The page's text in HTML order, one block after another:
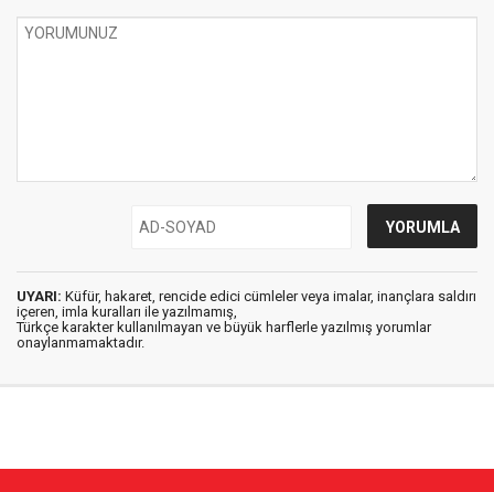
UYARI: Küfür, hakaret, rencide edici cümleler veya imalar, inançlara saldırı
içeren, imla kuralları ile yazılmamış,
Türkçe karakter kullanılmayan ve büyük harflerle yazılmış yorumlar
onaylanmamaktadır.